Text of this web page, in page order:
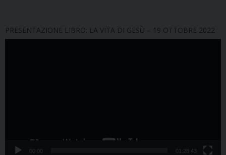
PRESENTAZIONE LIBRO: LA VITA DI GESÙ – 19 OTTOBRE 2022
00:00 01:28:43